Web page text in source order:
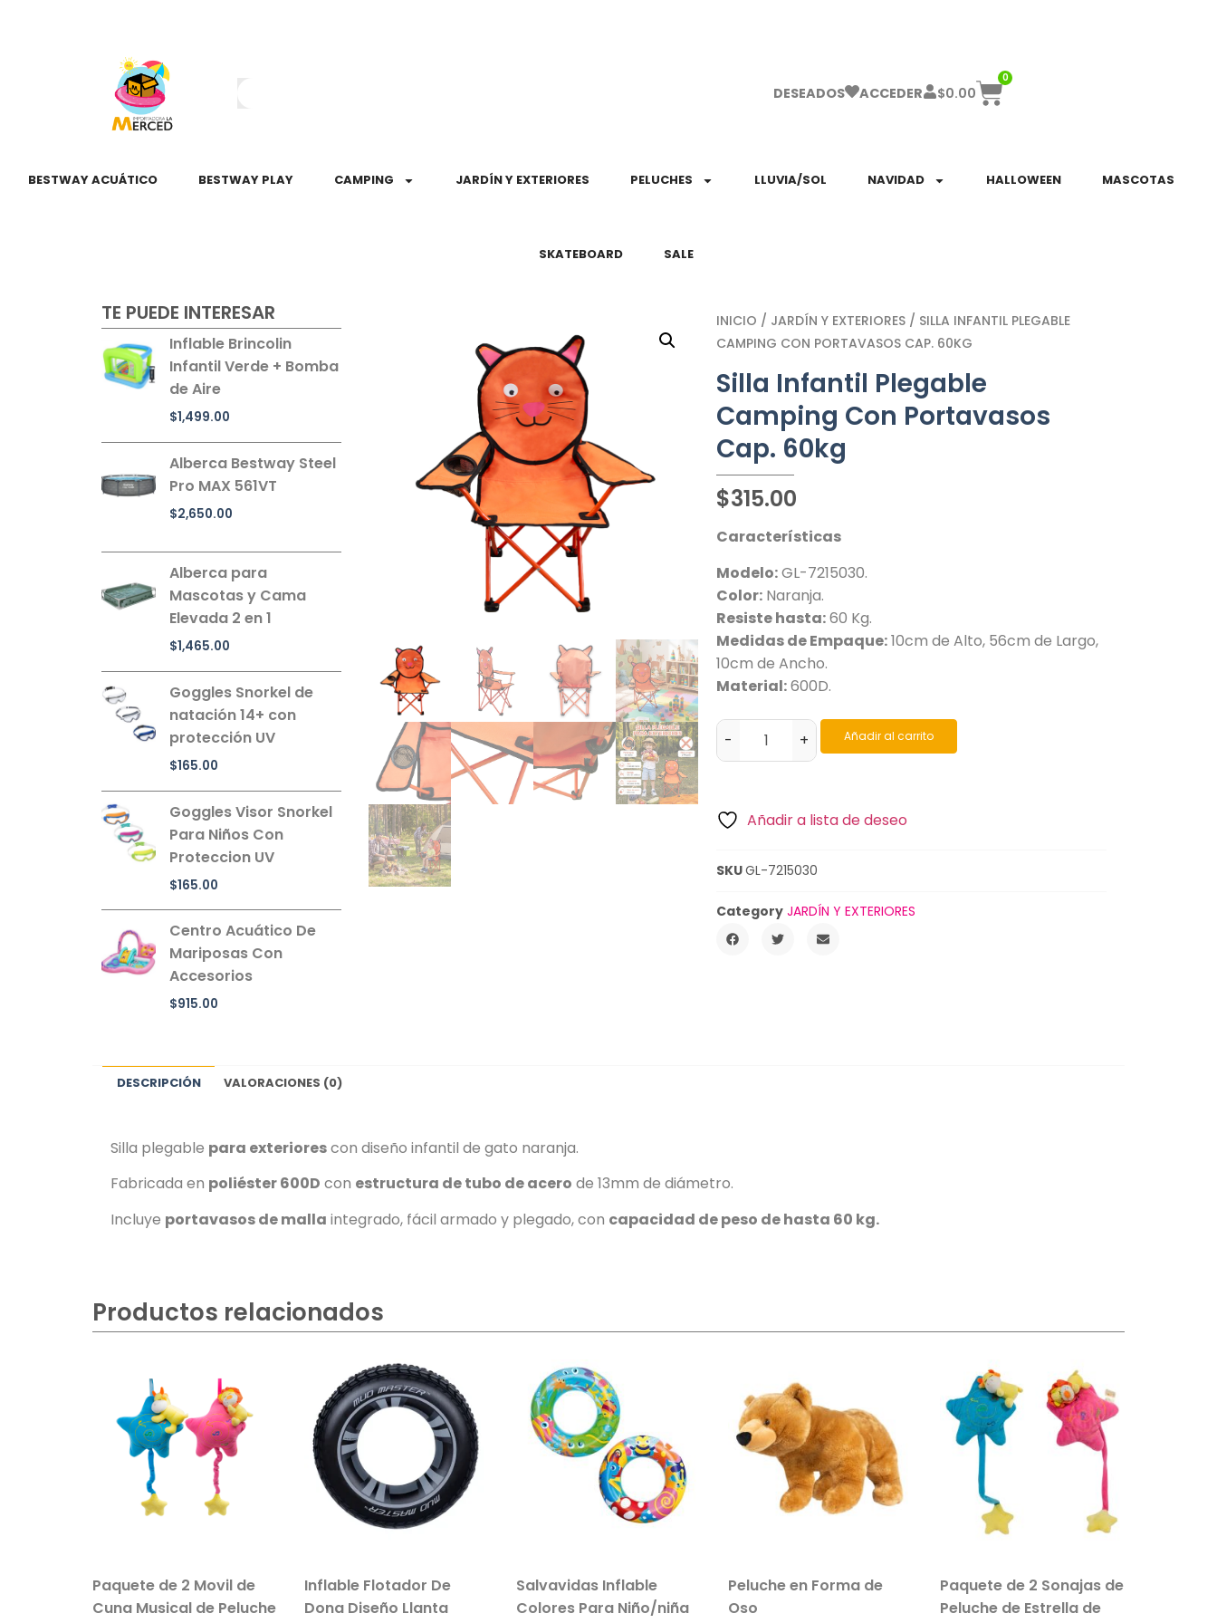
DESEADOS ACCEDER $0.00
0
BESTWAY ACUÁTICO BESTWAY PLAY CAMPING JARDÍN Y EXTERIORES PELUCHES LLUVIA/SOL NAVIDAD HALLOWEEN MASCOTAS
SKATEBOARD SALE
TE PUEDE INTERESAR
Inflable Brincolin
Infantil Verde + Bomba
de Aire
$1,499.00
Alberca Bestway Steel
Pro MAX 561VT
$2,650.00
Alberca para
Mascotas y Cama
Elevada 2 en 1
$1,465.00
Goggles Snorkel de
natación 14+ con
protección UV
$165.00
Goggles Visor Snorkel
Para Niños Con
Proteccion UV
$165.00
Centro Acuático De
Mariposas Con
Accesorios
$915.00
INICIO / JARDÍN Y EXTERIORES / SILLA INFANTIL PLEGABLE
CAMPING CON PORTAVASOS CAP. 60KG
Silla Infantil Plegable
Camping Con Portavasos
Cap. 60kg
$315.00
Características
Modelo:GL-7215030.
Color: Naranja.
Resiste hasta:60 Kg.
Medidas de Empaque:10cm de Alto, 56cm de Largo,
10cm de Ancho.
Material:600D.
- + Añadir al carrito
Añadir a lista de deseo
SKUGL-7215030
Category JARDÍN Y EXTERIORES
DESCRIPCIÓN VALORACIONES (0)
Silla plegable para exteriorescon diseño infantil de gato naranja.
Fabricada en poliéster 600D con estructura de tubo de acero de 13mm de diámetro.
Incluye portavasos de malla integrado, fácil armado y plegado, con capacidad de peso de hasta 60 kg.
Productos relacionados
Paquete de 2 Movil de
Cuna Musical de Peluche
Inflable Flotador De
Dona Diseño Llanta
Salvavidas Inflable
Colores Para Niño/niña
Peluche en Forma de
Oso
Paquete de 2 Sonajas de
Peluche de Estrella de